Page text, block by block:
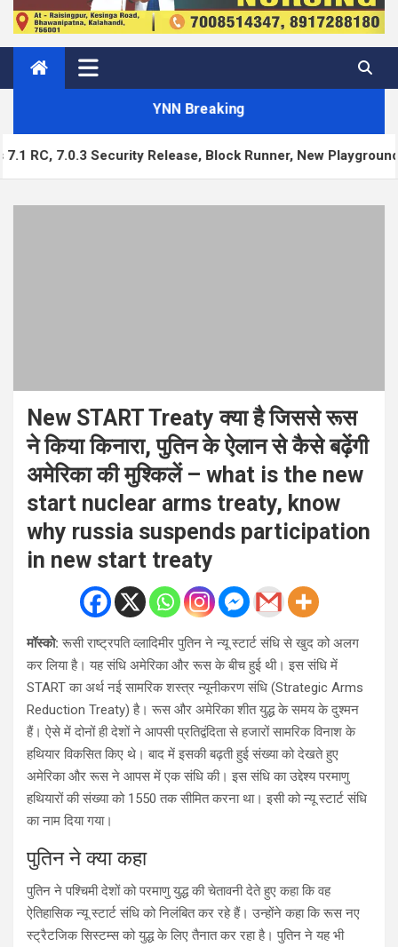
YNN Breaking
Release, Block Runner, New Playground UI and more —
New START Treaty क्या है जिससे रूस
ने किया किनारा, पुतिन के ऐलान से कैसे बढ़ेंगी
अमेरिका की मुश्किलें – what is the new
start nuclear arms treaty, know
why russia suspends participation
in new start treaty
मॉस्को: रूसी राष्ट्रपति व्लादिमीर पुतिन ने न्यू स्टार्ट संधि से खुद को अलग
कर लिया है। यह संधि अमेरिका और रूस के बीच हुई थी। इस संधि में
START का अर्थ नई सामरिक शस्त्र न्यूनीकरण संधि (Strategic Arms
Reduction Treaty) है। रूस और अमेरिका शीत युद्ध के समय के दुश्मन
हैं। ऐसे में दोनों ही देशों ने आपसी प्रतिद्वंदिता से हजारों सामरिक विनाश के
हथियार विकसित किए थे। बाद में इसकी बढ़ती हुई संख्या को देखते हुए
अमेरिका और रूस ने आपस में एक संधि की। इस संधि का उद्देश्य परमाणु
हथियारों की संख्या को 1550 तक सीमित करना था। इसी को न्यू स्टार्ट संधि
का नाम दिया गया।
पुतिन ने क्या कहा
पुतिन ने पश्चिमी देशों को परमाणु युद्ध की चेतावनी देते हुए कहा कि वह
ऐतिहासिक न्यू स्टार्ट संधि को निलंबित कर रहे हैं। उन्होंने कहा कि रूस नए
स्ट्रैटजिक सिस्टम्स को युद्ध के लिए तैनात कर रहा है। पुतिन ने यह भी